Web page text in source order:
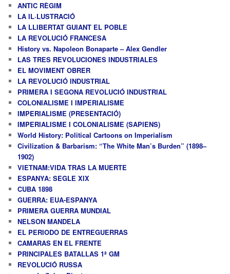
ANTIC RÈGIM
LA IL·LUSTRACIÓ
LA LLIBERTAT GUIANT EL POBLE
LA REVOLUCIÓ FRANCESA
History vs. Napoleon Bonaparte – Alex Gendler
LAS TRES REVOLUCIONES INDUSTRIALES
EL MOVIMENT OBRER
LA REVOLUCIÓ INDUSTRIAL
PRIMERA I SEGONA REVOLUCIÓ INDUSTRIAL
COLONIALISME I IMPERIALISME
IMPERIALISME (PRESENTACIÓ)
IMPERIALISME I COLONIALISME (SAPIENS)
World History: Political Cartoons on Imperialism
Civilization & Barbarism: “The White Man’s Burden” (1898–
1902)
VIETNAM:VIDA TRAS LA MUERTE
ESPANYA: SEGLE XIX
CUBA 1898
GUERRA: EUA-ESPANYA
PRIMERA GUERRA MUNDIAL
NELSON MANDELA
EL PERIODO DE ENTREGUERRAS
CAMARAS EN EL FRENTE
PRINCIPALES BATALLAS 1ª GM
REVOLUCIÓ RUSSA